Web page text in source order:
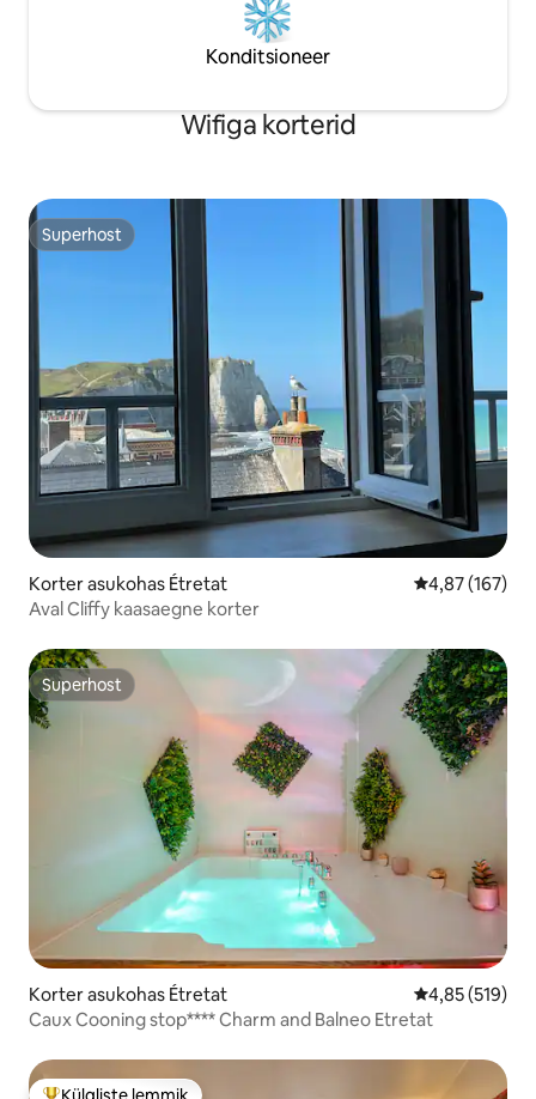
Konditsioneer
Wifiga korterid
Superhost
Superhost
Korter asukohas Étretat Keskmine
4,87 (167)
Aval Cliffy kaasaegne korter
Superhost
Superhost
Korter asukohas Étretat Keskmine
4,85 (519)
Caux Cooning stop**** Charm and Balneo Etretat